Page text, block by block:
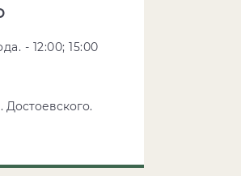
09 августа 2026 года. - 12:00; 15:00